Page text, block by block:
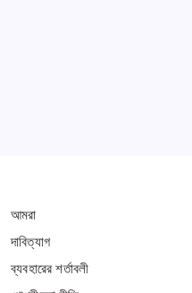
আমরা
দাবিত্যাগ
ব্যবহারের শর্তাবলী